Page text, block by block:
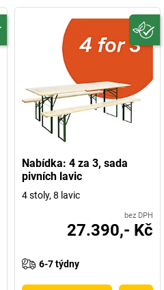
Nabídka: 4 za 3, sada
pivních lavic
4 stoly, 8 lavic
bez DPH
27.390,- Kč
6-7 týdny